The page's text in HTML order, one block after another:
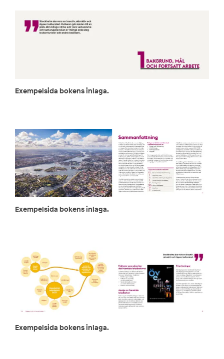
Exempelsida bokens inlaga.
Exempelsida bokens inlaga.
Exempelsida bokens inlaga.